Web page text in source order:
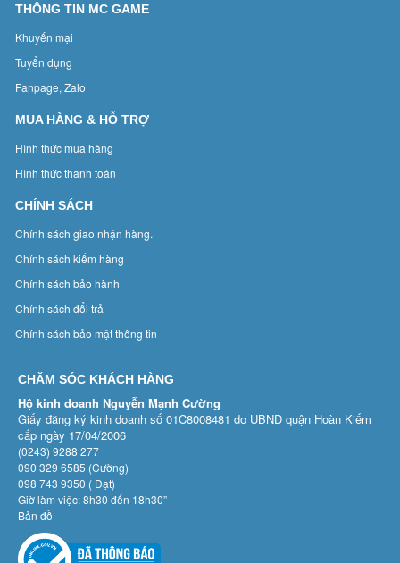
THÔNG TIN MC GAME
Khuyến mại
Tuyển dụng
Fanpage, Zalo
MUA HÀNG & HỖ TRỢ
Hình thức mua hàng
Hình thức thanh toán
CHÍNH SÁCH
Chính sách giao nhận hàng.
Chính sách kiểm hàng
Chính sách bảo hành
Chính sách đổi trả
Chính sách bảo mật thông tin
CHĂM SÓC KHÁCH HÀNG
Hộ kinh doanh Nguyễn Mạnh Cường
Giấy đăng ký kinh doanh số 01C8008481 do UBND quận Hoàn Kiếm
cấp ngày 17/04/2006
(0243) 9288 277
090 329 6585 (Cường)
098 743 9350 ( Đạt)
Giờ làm việc: 8h30 đến 18h30”
Bản đồ